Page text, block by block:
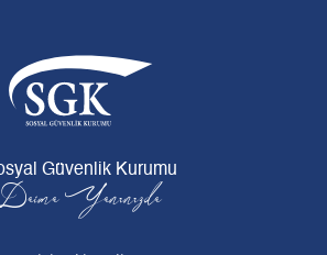
Güvenlik Kurumu
Daima Yanınızda